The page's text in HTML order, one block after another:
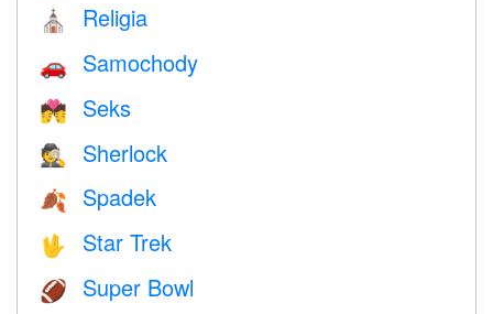
⛪️ Religia
🚗 Samochody
💏 Seks
🕵️ Sherlock
🍂 Spadek
🖖 Star Trek
🏈 Super Bowl